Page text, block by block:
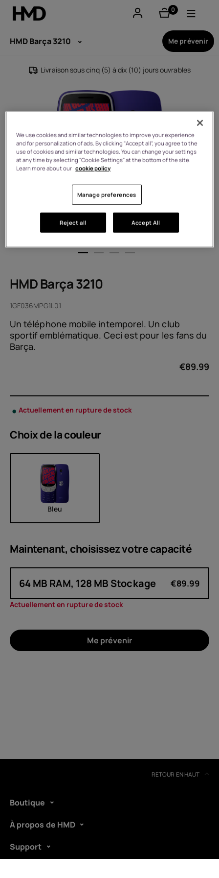
0
éléments
Smartphones
Téléphones classiques
Accessoires
Offres
À propos
HMD Barça 3210 Me prévenir
Livraison sous cinq (5) à dix (10) jours ouvrables
HMD Barça 3210
1GF036MPG1L01
Un téléphone mobile intemporel. Un club
sportif emblématique. Ceci est pour les fans du
Barça.
€89.99
Actuellement en rupture de stock
Choix de lacouleur
Bleu
Maintenant, choisissez votrecapacité
64 MB RAM, 128 MB Stockage €89.99
Actuellement en rupture de stock
Me prévenir
RETOUR EN HAUT
Boutique
À propos de HMD
Support
We use cookies and similar technologies to improve your experience
and for personalization of ads. By clicking "Accept all", you agree to the
use of cookies and similar technologies. You can change your settings
at any time by selecting "Cookie Settings" at the bottom of the site.
Learn more about our cookie policy
Manage preferences
Reject all Accept All